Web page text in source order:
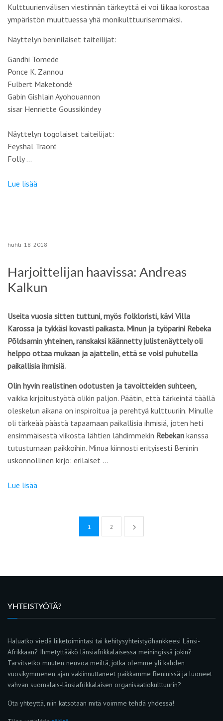
Kulttuurienvälisen viestinnän tärkeyttä ei voi liikaa korostaa
ympäristön muuttuessa yhä monikulttuurisemmaksi.
Näyttelyn beniniläiset taiteilijat:
Gandhi Tomede
Ponce K. Zannou
Fulbert Maketondé
Gabin Gishlain Ayohouannon
sisar Henriette Goussikindey
Näyttelyn togolaiset taiteilijat:
Feyshal Traoré
Folly …
Lue lisää
huhti 18 2018
Harjoittelijan haavissa: Andreas
Kalkun
Useita vuosia sitten tuttuni, myös folkloristi, kävi Villa
Karossa ja tykkäsi kovasti paikasta. Minun ja työparini Rebeka
Põldsamin yhteinen, ranskaksi käännetty julistenäyttely oli
helppo ottaa mukaan ja ajattelin, että se voisi puhutella
paikallisia ihmisiä.
Olin hyvin realistinen odotusten ja tavoitteiden suhteen,
vaikka kirjoitustyötä olikin paljon. Päätin, että tärkeintä täällä
oleskelun aikana on inspiroitua ja perehtyä kulttuuriin. Minulle
oli tärkeää päästä tapaamaan paikallisia ihmisiä, joten heti
ensimmäisestä viikosta lähtien lähdimmekin Rebekan kanssa
tutustumaan paikkoihin. Minua kiinnosti erityisesti Beninin
uskonnollinen kirjo: erilaiset …
Lue lisää
1 2
YHTEISTYÖTÄ?
Haluatko viedä liiketoimintasi tai kehitysyhteistyöhankkeesi Länsi-
Afrikkaan? Ihmetyttääkö länsiafrikkalaisessa meiningissä jokin?
Tarvitsetko muuten neuvoa meiltä, jotka olemme yli kahden
vuosikymmenen ajan vakiinnuttaneet paikkamme Beninissä ja luoneet
vahvan suomalais-länsiafrikkalaisen organisaatiokulttuurin?
Ota yhteyttä, niin katsotaan mitä voimme tehdä yhdessä!